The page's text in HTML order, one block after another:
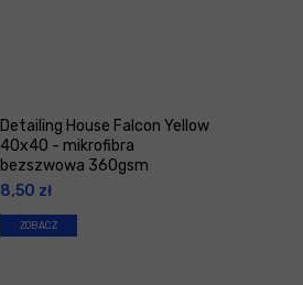
Detailing House Falcon Yellow
40x40 - mikrofibra
bezszwowa 360gsm
8,50 zł
ZOBACZ